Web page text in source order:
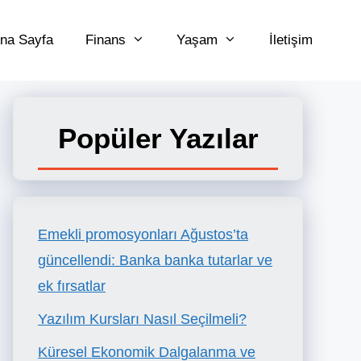
Sayfa Finans Yaşam İletişim
Popüler Yazılar
Emekli promosyonları Ağustos’ta
güncellendi: Banka banka tutarlar ve
ek fırsatlar
Yazılım Kursları Nasıl Seçilmeli?
Küresel Ekonomik Dalgalanma ve